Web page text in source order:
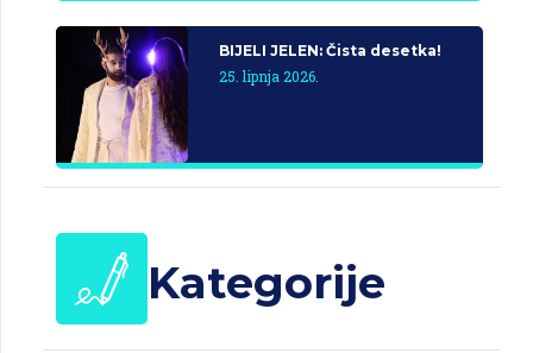
BIJELI JELEN: Čista desetka!
25. lipnja 2026.
Kategorije